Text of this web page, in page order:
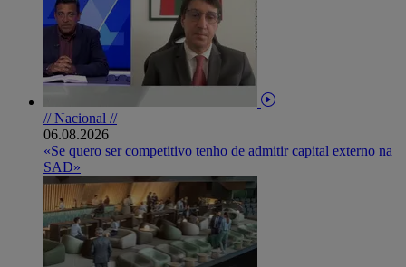
// Nacional //
06.08.2026
«Se quero ser competitivo tenho de admitir capital externo na
SAD»